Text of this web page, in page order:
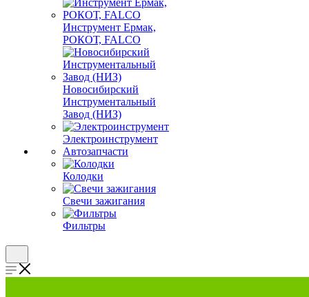
Инструмент Ермак,
РОКОТ, FALCO
Новосибирский
Инструментальный
Завод (НИЗ)
Электроинструмент
Автозапчасти
Колодки
Свечи зажигания
Фильтры